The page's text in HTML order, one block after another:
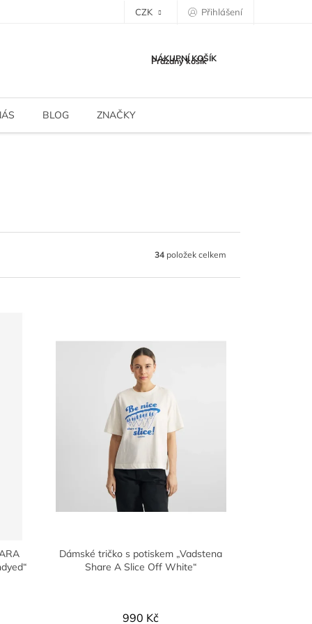
CZK Přihlášení
NÁKUPNÍ KOŠÍK
Prázdný košík
BLOG ZNAČKY
34 položek celkem
Dámské tričko s potiskem „Vadstena
Share A Slice Off White“
990 Kč